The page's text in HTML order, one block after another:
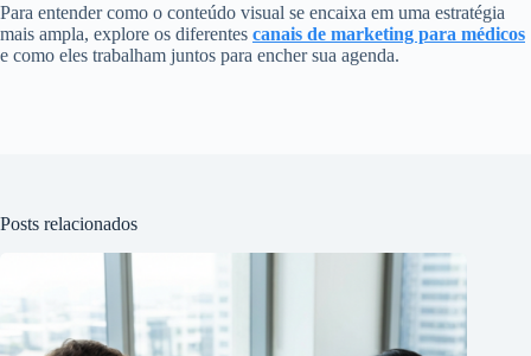
Para entender como o conteúdo visual se encaixa em uma estratégia
mais ampla, explore os diferentes canais de marketing para médicos
e como eles trabalham juntos para encher sua agenda.
Posts relacionados